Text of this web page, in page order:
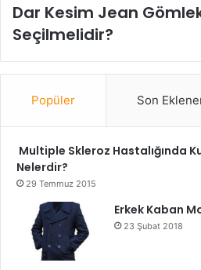
Dar Kesim Jean
Seçilmelidir?
Popüler Son
Multiple Skleroz Hastalığında
Nelerdir?
29 Temmuz 2015
Erkek Kaban
23 Şubat 2018